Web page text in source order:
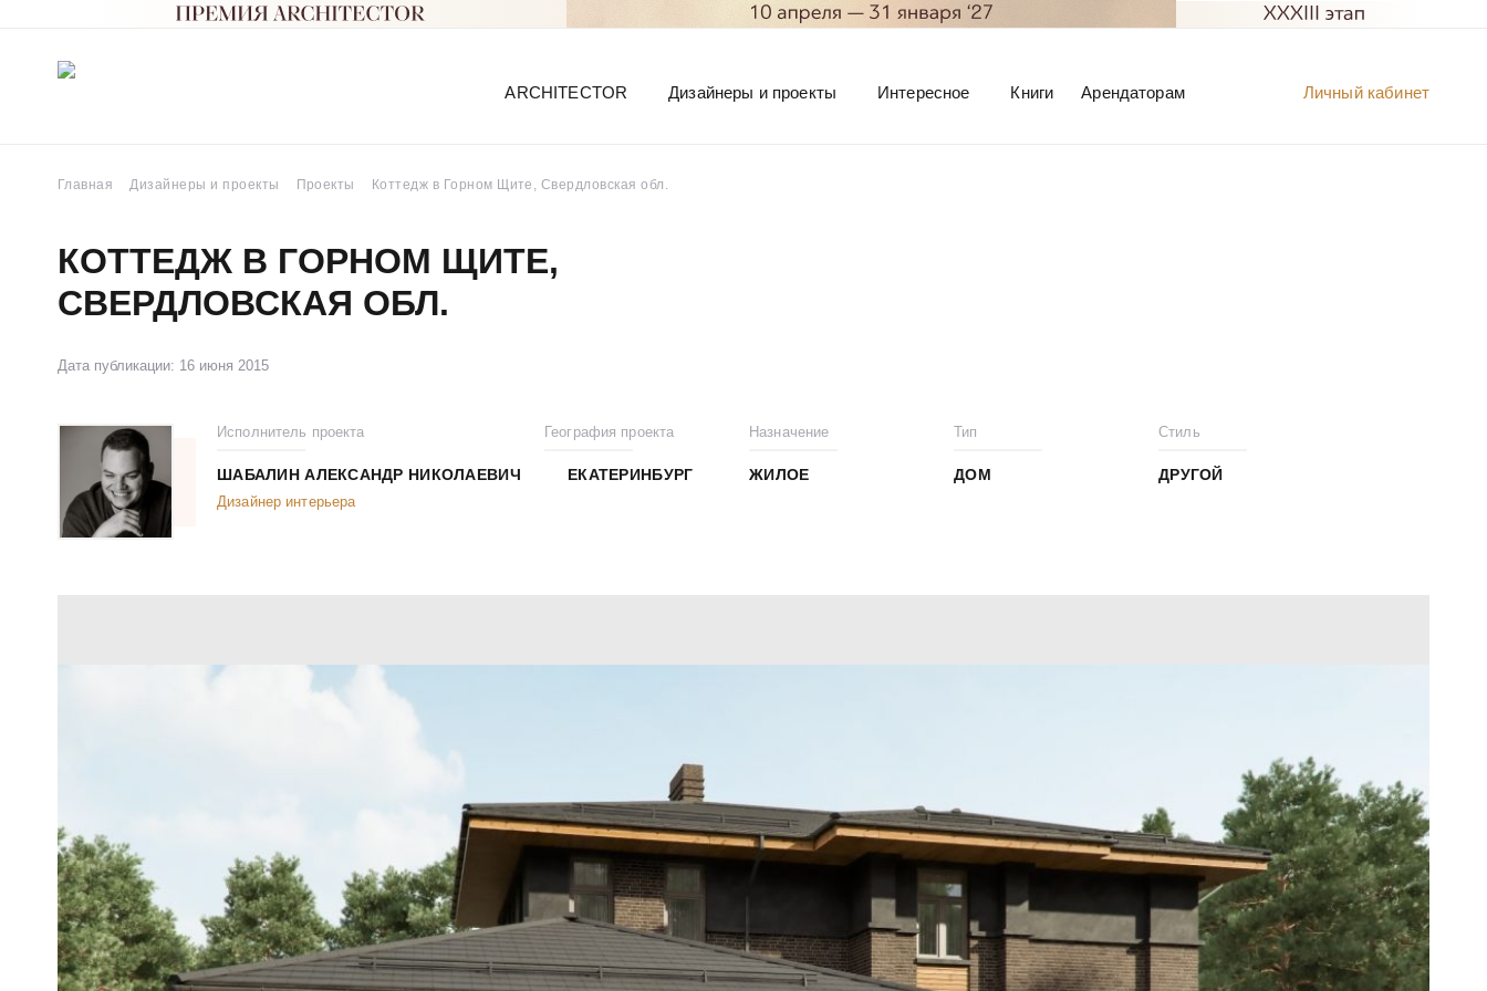
Личный кабинет
ARCHITECTOR Дизайнеры и проекты Интересное Книги Арендаторам
Главная Дизайнеры и проекты Проекты Коттедж в Горном Щите, Свердловская обл.
КОТТЕДЖ В ГОРНОМ ЩИТЕ,
СВЕРДЛОВСКАЯ ОБЛ.
Дата публикации: 16 июня 2015
Исполнитель проекта
ШАБАЛИН АЛЕКСАНДР НИКОЛАЕВИЧ
Дизайнер интерьера
География проекта
ЕКАТЕРИНБУРГ
Назначение
ЖИЛОЕ
Тип
ДОМ
Стиль
ДРУГОЙ